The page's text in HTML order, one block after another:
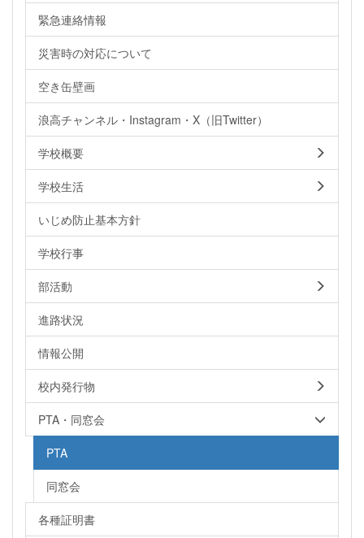
緊急連絡情報
災害時の対応について
空き缶壁画
浪高チャンネル・Instagram・X（旧Twitter）
学校概要
学校生活
いじめ防止基本方針
学校行事
部活動
進路状況
情報公開
校内発行物
PTA・同窓会
PTA
同窓会
各種証明書